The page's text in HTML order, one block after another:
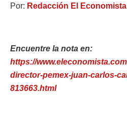
Por: Redacción El Economista
Encuentre la nota en:
https://
director-pemex-juan-carlos-
813663.html